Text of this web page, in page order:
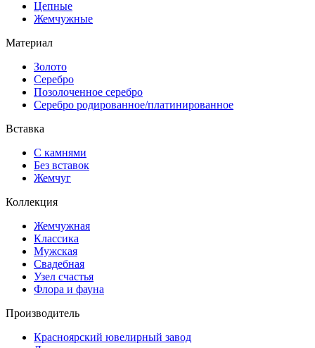
Цепные
Жемчужные
Материал
Золото
Серебро
Позолоченное серебро
Серебро родированное/платинированное
Вставка
С камнями
Без вставок
Жемчуг
Коллекция
Жемчужная
Классика
Мужская
Свадебная
Узел счастья
Флора и фауна
Производитель
Красноярский ювелирный завод